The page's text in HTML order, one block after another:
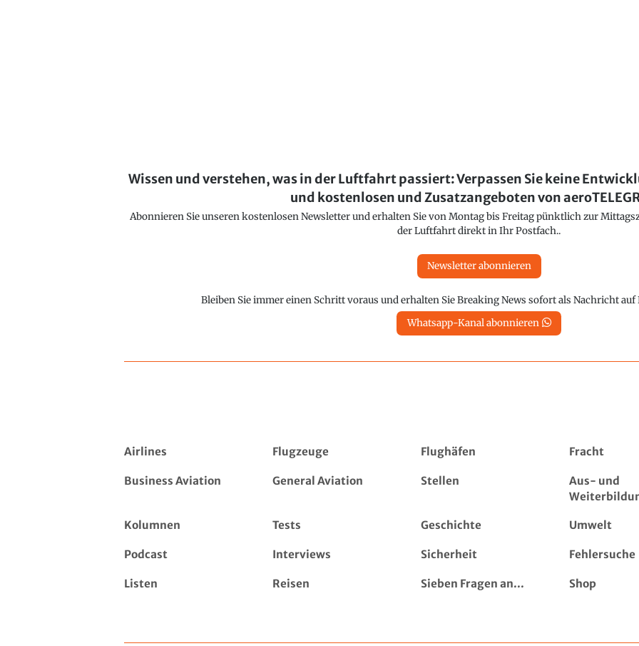
Wissen und verstehen, was in der Luftfahrt passiert: Verpassen Sie keine
und kostenlosen und Zusatzangeboten von
Abonnieren Sie unseren kostenlosen Newsletter und erhalten Sie von Montag bis Freitag pünktlich zur
der Luftfahrt direkt in Ihr Postfach..
Newsletter abonnieren
Bleiben Sie immer einen Schritt voraus und erhalten Sie Breaking News sofort als Nachricht
Whatsapp-Kanal abonnieren
Airlines Flugzeuge Flughäfen Fracht
Business Aviation General Aviation Stellen
Aus- und
Kolumnen Tests Geschichte Umwelt
Podcast Interviews Sicherheit Fehlersuche
Listen Reisen Sieben Fragen an... Shop